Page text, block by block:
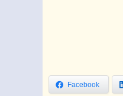
Facebook